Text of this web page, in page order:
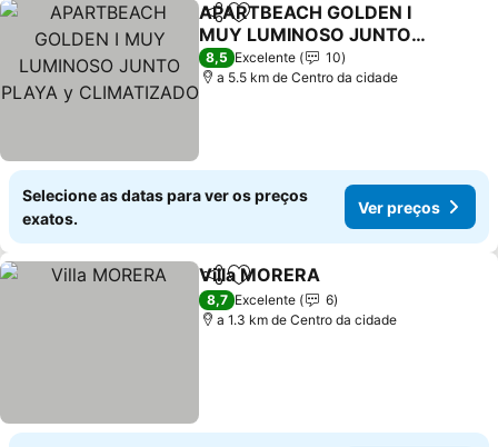
PartilharAdicionar aos favoritos
APARTBEACH GOLDEN I
MUY LUMINOSO JUNTO
PLAYA y CLIMATIZADO
Ver preços
8,5 Excelente
10
a 5.5 km de Centro da cidade
Selecione as datas para ver os preços
exatos.
Ver preços
PartilharAdicionar aos favoritos
Villa MORERA
8,7 Excelente
6
a 1.3 km de Centro da cidade